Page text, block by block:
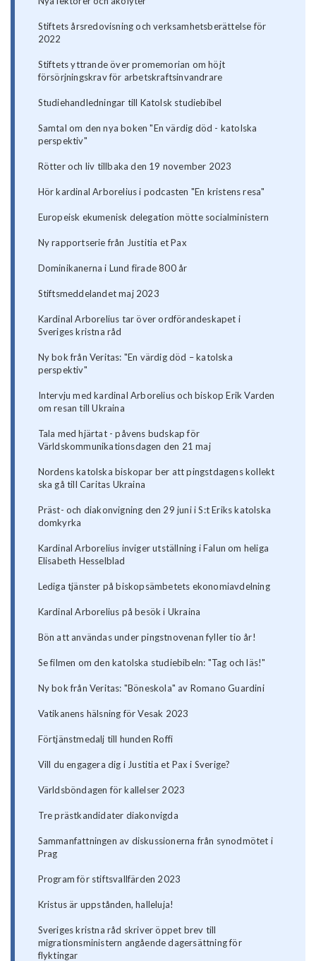
Stiftets årsredovisning och verksamhetsberättelse för
2022
Stiftets yttrande över promemorian om höjt
försörjningskrav för arbetskraftsinvandrare
Studiehandledningar till Katolsk studiebibel
Samtal om den nya boken "En värdig död - katolska
perspektiv"
Rötter och liv tillbaka den 19 november 2023
Hör kardinal Arborelius i podcasten "En kristens resa"
Europeisk ekumenisk delegation mötte socialministern
Ny rapportserie från Justitia et Pax
Dominikanerna i Lund firade 800 år
Stiftsmeddelandet maj 2023
Kardinal Arborelius tar över ordförandeskapet i
Sveriges kristna råd
Ny bok från Veritas: "En värdig död – katolska
perspektiv"
Intervju med kardinal Arborelius och biskop Erik Varden
om resan till Ukraina
Tala med hjärtat - påvens budskap för
Världskommunikationsdagen den 21 maj
Nordens katolska biskopar ber att pingstdagens kollekt
ska gå till Caritas Ukraina
Präst- och diakonvigning den 29 juni i S:t Eriks katolska
domkyrka
Kardinal Arborelius inviger utställning i Falun om heliga
Elisabeth Hesselblad
Lediga tjänster på biskopsämbetets ekonomiavdelning
Kardinal Arborelius på besök i Ukraina
Bön att användas under pingstnovenan fyller tio år!
Se filmen om den katolska studiebibeln: "Tag och läs!"
Ny bok från Veritas: "Böneskola" av Romano Guardini
Vatikanens hälsning för Vesak 2023
Förtjänstmedalj till hunden Roffi
Vill du engagera dig i Justitia et Pax i Sverige?
Världsböndagen för kallelser 2023
Tre prästkandidater diakonvigda
Sammanfattningen av diskussionerna från synodmötet i
Prag
Program för stiftsvallfärden 2023
Kristus är uppstånden, halleluja!
Sveriges kristna råd skriver öppet brev till
migrationsministern angående dagersättning för
flyktingar